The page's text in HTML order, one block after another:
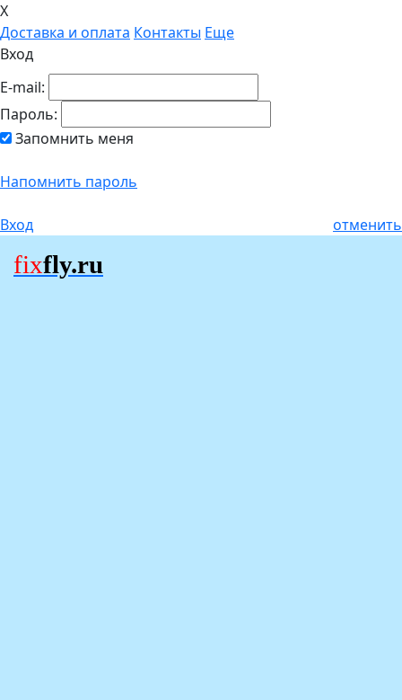
X
Доставка и оплата Контакты Еще
Вход
E-mail:
Пароль:
Запомнить меня
Напомнить пароль
Вход отменить
fixfly.ru